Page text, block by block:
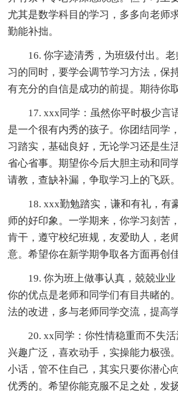
尤其是数学科目的学习，多多向老师
勤能补拙。
16. 你字迹清秀，为班级付出。
习的同时，要学会调节学习方法，保
有充分的自信是成功的前提。期待你
17. xxx同学：虽然你平时极少言
是一个很有内秀的孩子。你团结同学
习踏实，基础良好，无论学习还是生
省心省事。期望你今后大胆主动和同
请教，查缺补漏，争取学习上的飞跃。
18. xxx勤勉踏实，谦和有礼，有
师的好印象。一学期来，你学习刻苦
肯干，遵守校纪班规，友爱助人，老
意。希望你在新学期争取各方面再创佳
19. 你为班上做事认真，兢兢业业
你的优点是老师和同学们有目共睹的
法的改进，多与老师同学交流，提高
20. xx同学：你性情稳重而不失活
兴趣广泛，喜欢动手，实操能力极强
小话，管不住自己，其实只要你潜心
优秀的。希望你能克服不足之处，发